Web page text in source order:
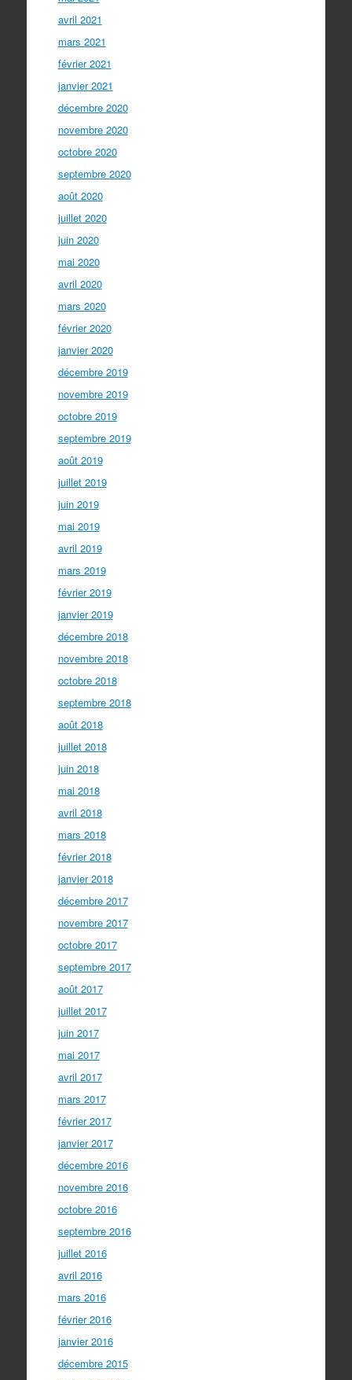
avril 2021
mars 2021
février 2021
janvier 2021
décembre 2020
novembre 2020
octobre 2020
septembre 2020
août 2020
juillet 2020
juin 2020
mai 2020
avril 2020
mars 2020
février 2020
janvier 2020
décembre 2019
novembre 2019
octobre 2019
septembre 2019
août 2019
juillet 2019
juin 2019
mai 2019
avril 2019
mars 2019
février 2019
janvier 2019
décembre 2018
novembre 2018
octobre 2018
septembre 2018
août 2018
juillet 2018
juin 2018
mai 2018
avril 2018
mars 2018
février 2018
janvier 2018
décembre 2017
novembre 2017
octobre 2017
septembre 2017
août 2017
juillet 2017
juin 2017
mai 2017
avril 2017
mars 2017
février 2017
janvier 2017
décembre 2016
novembre 2016
octobre 2016
septembre 2016
juillet 2016
avril 2016
mars 2016
février 2016
janvier 2016
décembre 2015